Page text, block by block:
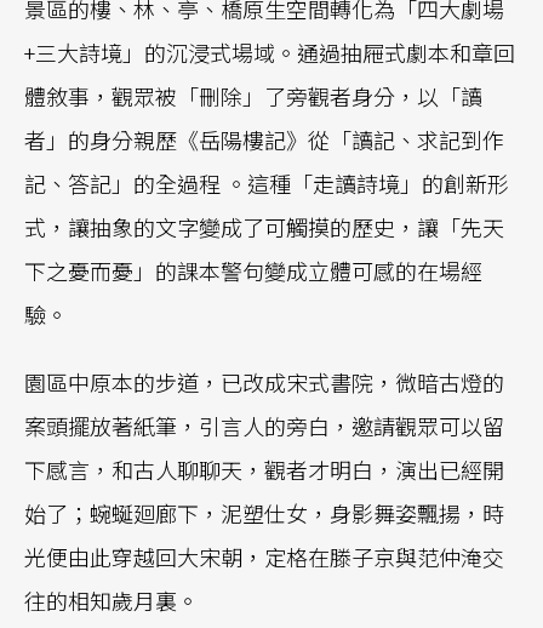
景區的樓、林、亭、橋原生空間轉化為「四大劇場
+三大詩境」的沉浸式場域。通過抽屜式劇本和章回
體敘事，觀眾被「刪除」了旁觀者身分，以「讀
者」的身分親歷《岳陽樓記》從「讀記、求記到作
記、答記」的全過程 。這種「走讀詩境」的創新形
式，讓抽象的文字變成了可觸摸的歷史，讓「先天
下之憂而憂」的課本警句變成立體可感的在場經
驗。
園區中原本的步道，已改成宋式書院，微暗古燈的
案頭擺放著紙筆，引言人的旁白，邀請觀眾可以留
下感言，和古人聊聊天，觀者才明白，演出已經開
始了；蜿蜒廻廊下，泥塑仕女，身影舞姿飄揚，時
光便由此穿越回大宋朝，定格在滕子京與范仲淹交
往的相知歲月裏。